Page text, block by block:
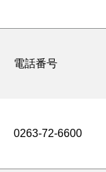
電話番号
0263-72-6600